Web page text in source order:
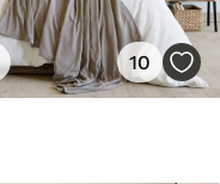
10